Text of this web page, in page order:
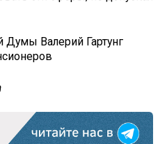
Думы Валерий Гартунг